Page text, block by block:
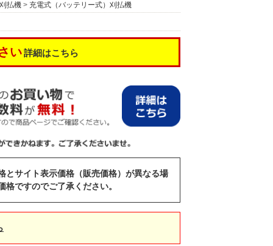
払機 > 充電式（バッテリー式）刈払機
い 詳細はこちら
とサイト表示価格（販売価格）が異なる場
ですのでご了承ください。